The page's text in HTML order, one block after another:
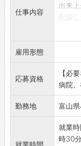
仕事内容
出来
まで
に覚
心で
<
<食数
・出
け
膳
雇用形態
応募資格
【必
病院
勤務地 富山
就業時間
就業
時30